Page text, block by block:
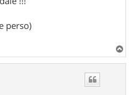
perso)
a